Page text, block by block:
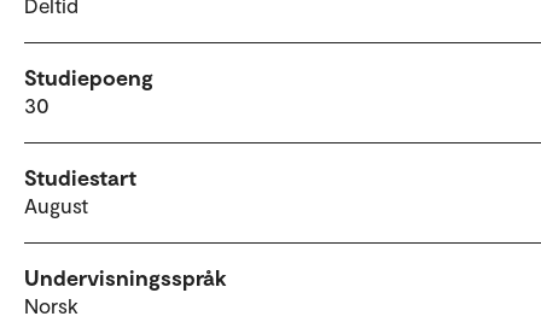
Deltid
Studiepoeng
30
Studiestart
August
Undervisningsspråk
Norsk